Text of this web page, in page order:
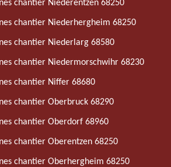
chantier Niederentzen 68250
chantier Niederhergheim 68250
chantier Niederlarg 68580
chantier Niedermorschwihr 68230
chantier Niffer 68680
chantier Oberbruck 68290
chantier Oberdorf 68960
chantier Oberentzen 68250
chantier Oberhergheim 68250